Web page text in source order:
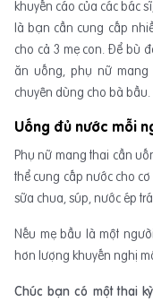
khuyến cáo của các bác
là bạn cần cung cấp
cho cả 3 mẹ con. Để bù
ăn uống, phụ nữ
chuyên dùng cho bà bầu.
Uống đủ nước mỗi
Phụ nữ mang thai cần
thể cung cấp nước cho
sữa chua, súp, nước ép
Nếu mẹ bầu là một
hơn lượng khuyến nghị
Chúc bạn có một thai